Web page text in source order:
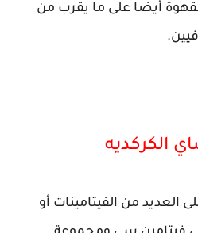
أيضًا على ما يقرب من
الكركديه
العديد من الفيتامينات أو